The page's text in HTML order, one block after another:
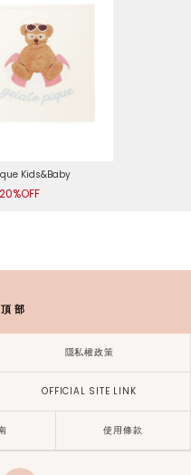
Kids&Baby
20%OFF
部
隱私權政策
OFFICIAL SITE LINK
使用條款